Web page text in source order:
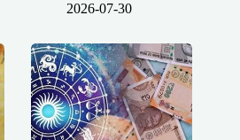
2026-07-30